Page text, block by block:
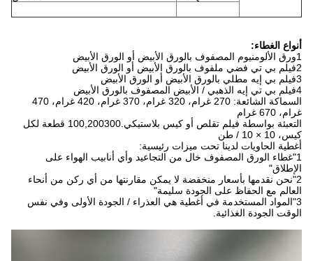
أنواع الغطاء:
4فيلم بي تي إيه الذهبي / الأبيض المصفوف بالورق الأبيض
السماكة الشائعة: 270 غرام، 320 غرام، 370 غرام، 420 غرام، 470
غرام، 670 غرام
التعبئة بواسطة فيلم تقلص أو كيس بلاستيكي.100,200300 قطعة لكل
كيس، 10 × 10 / طن
أغطية الحاويات لدينا تحت ميزات رئيسية:
1"غطاء الورق المصفوف خال من التجاعيد وأي أنابيب الهواء على
الإطلاق"
2"نحن نقدمها بأسعار منخفضة لا يمكن مقارنتها من أي ركن من أنحاء
العالم مع الحفاظ على الجودة سليمة"
3"المواد المستخدمة في أغطية هي العذراء / الجودة الأولى وفي نفس
الوقت الجودة الغذائية.